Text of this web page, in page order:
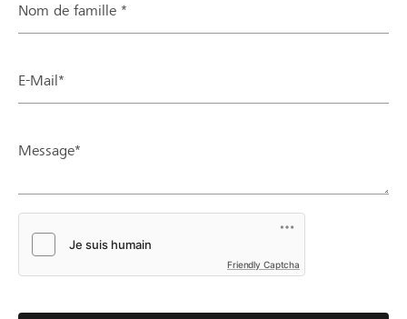
Nom de famille *
E-Mail*
Message*
Friendly Captcha